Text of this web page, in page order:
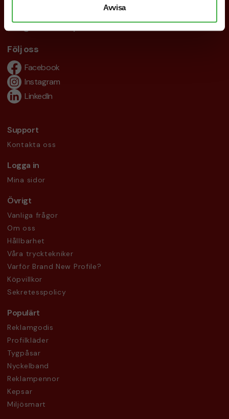
Avvisa
info@brandnewprofile.com
Följ oss
Facebook
Instagram
LinkedIn
Support
Kontakta oss
Logga in
Mina sidor
Övrigt
Vanliga frågor
Om oss
Hållbarhet
Våra trycktekniker
Varför Brand New Profile?
Köpvillkor
Sekretesspolicy
Populärt
Reklamgodis
Profilkläder
Tygpåsar
Nyckelband
Reklampennor
Kepsar
Miljösmart